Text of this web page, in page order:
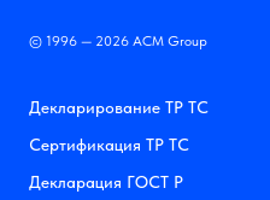
© 1996 — 2026 АСМ Group
Декларирование ТР ТС
Сертификация ТР ТС
Декларация ГОСТ Р